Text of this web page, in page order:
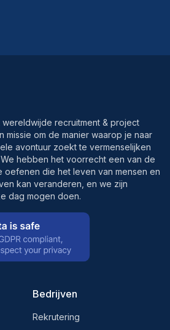
wereldwijde recruitment & project
missie om de manier waarop je naar
avontuur zoekt te vermenselijken
hebben het voorrecht een van de
die het leven van mensen en
kan veranderen, en we zijn
dag mogen doen.
Bedrijven
Rekrutering